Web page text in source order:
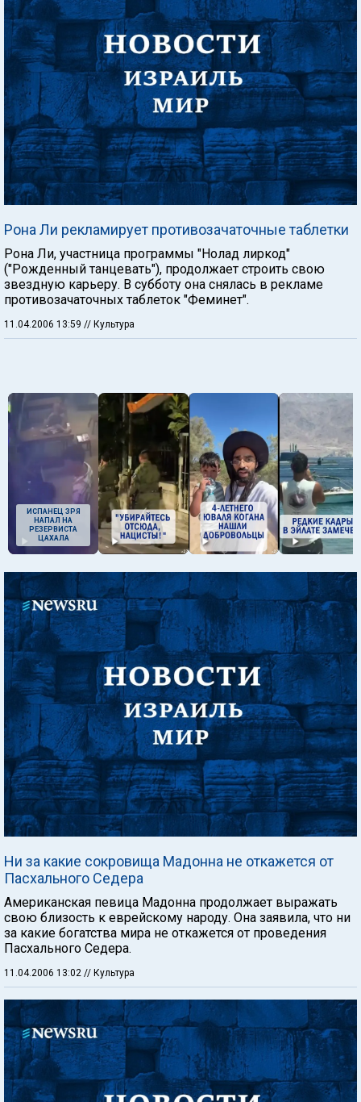
Рона Ли рекламирует противозачаточные таблетки
Рона Ли, участница программы "Нолад лиркод"
("Рожденный танцевать"), продолжает строить свою
звездную карьеру. В субботу она снялась в рекламе
противозачаточных таблеток "Феминет".
11.04.2006 13:59 // Культура
ИСПАНЕЦ ЗРЯ
НАПАЛ НА
РЕЗЕРВИСТА
ЦАХАЛА
Ни за какие сокровища Мадонна не откажется от
Пасхального Седера
Американская певица Мадонна продолжает выражать
свою близость к еврейскому народу. Она заявила, что ни
за какие богатства мира не откажется от проведения
Пасхального Седера.
11.04.2006 13:02 // Культура